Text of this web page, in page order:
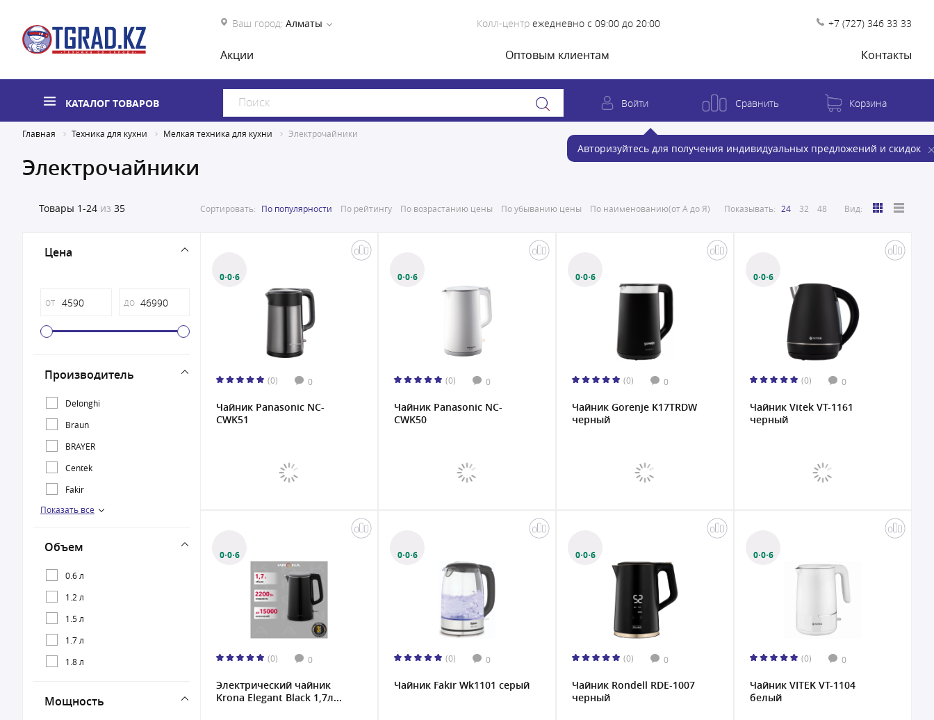
Ваш город: Алматы Колл-центр ежедневно с 09:00 до 20:00 +7 (727) 346 33 33
Акции Оптовым клиентам Контакты
КАТАЛОГ ТОВАРОВ Войти
Авторизуйтесь для получения индивидуальных предложений и скидок
Сравнить Корзина
Главная Техника для кухни Мелкая техника для кухни Электрочайники
Электрочайники
Товары 1-24 из 35 Сортировать: По популярности По рейтингу По возрастанию цены По убыванию цены По наименованию(от А до Я) Показывать: 24 32 48 Вид:
Цена
от до
Производитель
Delonghi
Braun
BRAYER
Centek
Fakir
Galaxy
Kenwood
Kitfort
KRONA
Oasis
Panasonic
Polaris
Vitek
Показать все
Объем
0.6 л
1.2 л
1.5 л
1.7 л
1.8 л
Мощность
0·0·6
(0) 0
Чайник Panasonic NC-
CWK51
0·0·6
(0) 0
Чайник Panasonic NC-
CWK50
0·0·6
(0) 0
Чайник Gorenje K17TRDW
черный
0·0·6
(0) 0
Чайник Vitek VT-1161
черный
0·0·6
(0) 0
Электрический чайник
Krona Elegant Black 1,7л...
0·0·6
(0) 0
Чайник Fakir Wk1101 серый
0·0·6
(0) 0
Чайник Rondell RDE-1007
черный
0·0·6
(0) 0
Чайник VITEK VT-1104
белый